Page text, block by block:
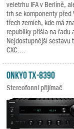
veletrhu IFA v Berlíně,
trh se komponenty před
třech zemích, kde má
republiky přišla na řadu
Nejdostupnější sestavu
CXC....
Onkyo TX-8390
Stereofonní přijímač.